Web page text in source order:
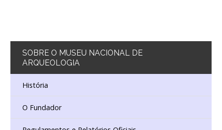
SOBRE O MUSEU NACIONAL DE
ARQUEOLOGIA
História
O Fundador